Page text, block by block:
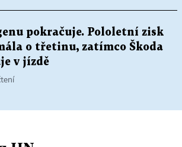
pokračuje. Pololetní zisk
o třetinu, zatímco Škoda
v jízdě